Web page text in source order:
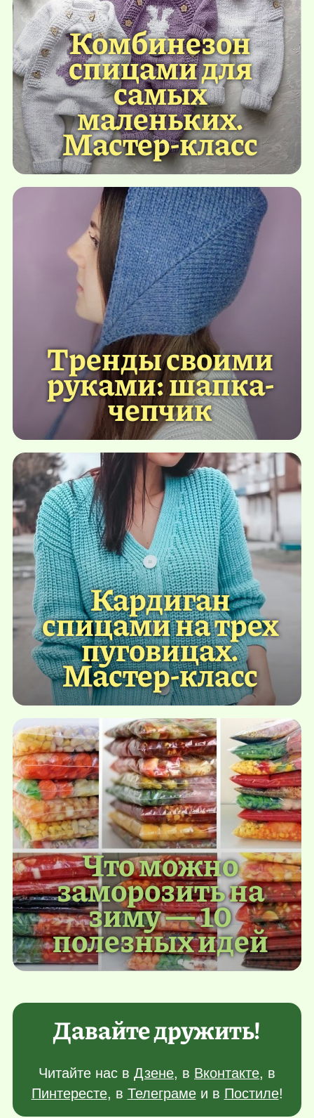
Комбинезон
спицами для
самых
маленьких.
Мастер-класс
Тренды своими
руками: шапка-
чепчик
Кардиган
спицами на трех
пуговицах.
Мастер-класс
Что можно
заморозить на
зиму — 10
полезных идей
Давайте дружить!
Читайте нас в Дзене, в Вконтакте, в
Пинтересте, в Телеграмеи в Постиле!